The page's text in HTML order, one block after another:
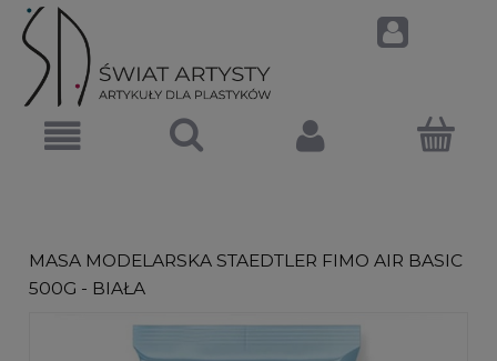
MASA MODELARSKA STAEDTLER FIMO AIR BASIC
500G - BIAŁA